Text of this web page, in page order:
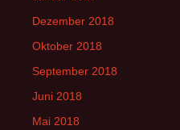
Dezember 2018
Oktober 2018
September 2018
Juni 2018
Mai 2018